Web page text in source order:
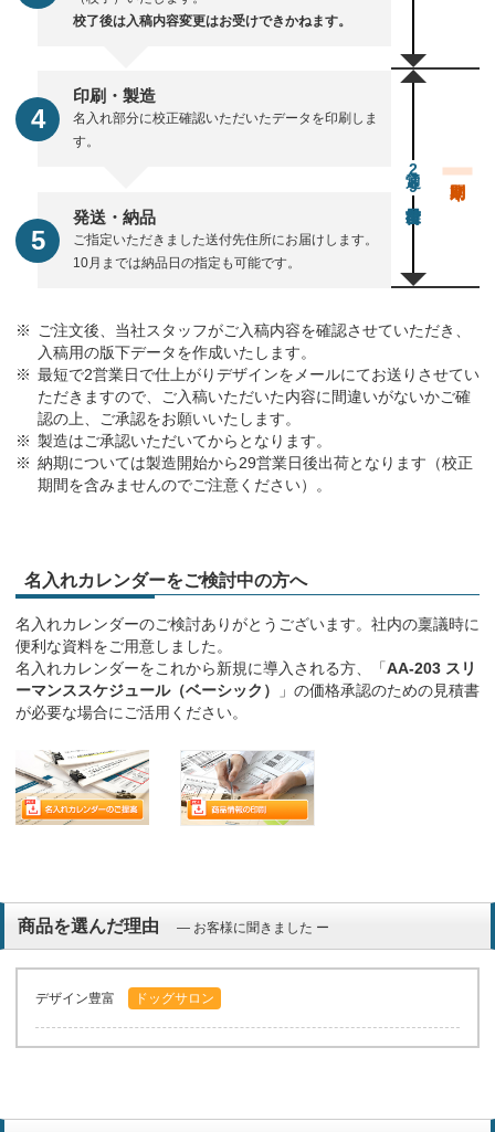
校了後は入稿内容変更はお受けできかねます。
印刷・製造
名入れ部分に校正確認いただいたデータを印刷しま
す。
発送・納品
ご指定いただきました送付先住所にお届けします。
10月までは納品日の指定も可能です。
通常29営業日後出荷
ご注文後、当社スタッフがご入稿内容を確認させていただき、
入稿用の版下データを作成いたします。
最短で2営業日で仕上がりデザインをメールにてお送りさせてい
ただきますので、ご入稿いただいた内容に間違いがないかご確
認の上、ご承認をお願いいたします。
製造はご承認いただいてからとなります。
納期については製造開始から29営業日後出荷となります（校正
期間を含みませんのでご注意ください）。
名入れカレンダーをご検討中の方へ
名入れカレンダーのご検討ありがとうございます。社内の稟議時に
便利な資料をご用意しました。
名入れカレンダーをこれから新規に導入される方、「AA-203 スリ
ーマンススケジュール（ベーシック）
」の価格承認のための見積書
が必要な場合にご活用ください。
商品を選んだ理由 ― お客様に聞きました ー
デザイン豊富 ドッグサロン